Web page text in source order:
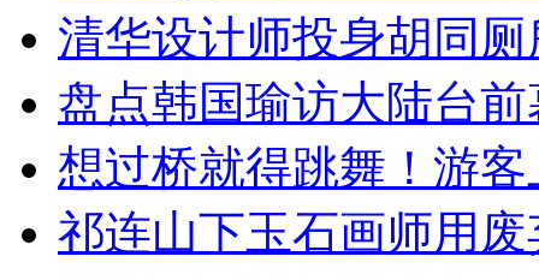
清华设计师投身胡同
盘点韩国瑜访大陆台
想过桥就得跳舞！游客
祁连山下玉石画师用